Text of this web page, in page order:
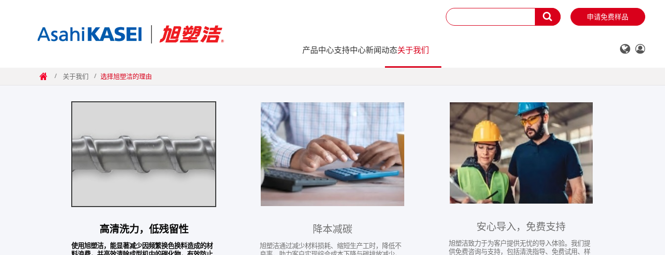
申请免费样品
产品中心支持中心新闻动态关于我们
/ 关于我们 / 选择旭塑洁的理由
申请免费样品
产品中心支持中心新闻动态关于我们
/ 关于我们 / 选择旭塑洁的理由
高清洗力，低残留性
使用旭塑洁，能显著减少因频繁换色换料造成的材
降本减碳
旭塑洁通过减少材料损耗、缩短生产工时，降低不
安心导入，免费支持
旭塑洁致力于为客户提供无忧的导入体验。我们提
供免费咨询与支持，包括清洗指导、免费试用、样